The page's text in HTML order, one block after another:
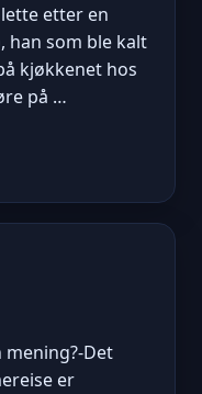
etter en
han som ble kalt
kjøkkenet hos
på …
Det
er